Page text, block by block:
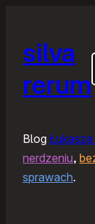
silva
rerum
Blog
nerdzeniu,
sprawach.